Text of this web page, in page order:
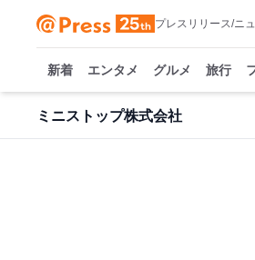
プレスリリース/ニ
新着 エンタメ グルメ 旅行
ミニストップ株式会社